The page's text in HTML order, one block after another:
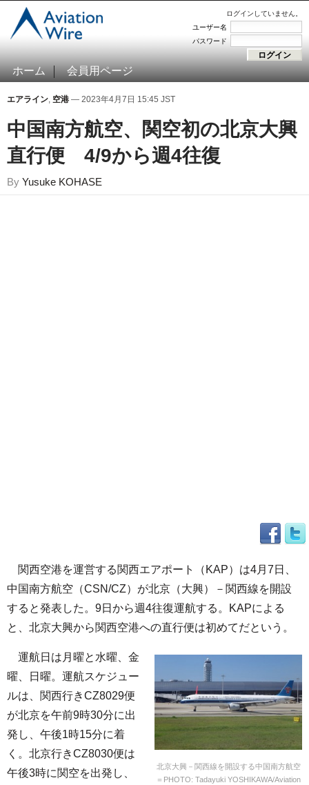
ログインしていません。
ユーザー名
パスワード
ホーム 会員用ページ
エアライン, 空港 — 2023年4月7日 15:45 JST
中国南方航空、関空初の北京大興
直行便 4/9から週4往復
By Yusuke KOHASE
関西空港を運営する関西エアポート（KAP）は4月7日、
中国南方航空（CSN/CZ）が北京（大興）－関西線を開設
すると発表した。9日から週4往復運航する。KAPによる
と、北京大興から関西空港への直行便は初めてだという。
北京大興－関西線を開設する中国南方航空
＝PHOTO: Tadayuki YOSHIKAWA/Aviation
運航日は月曜と水曜、金
曜、日曜。運航スケジュー
ルは、関西行きCZ8029便
が北京を午前9時30分に出
発し、午後1時15分に着
く。北京行きCZ8030便は
午後3時に関空を出発し、